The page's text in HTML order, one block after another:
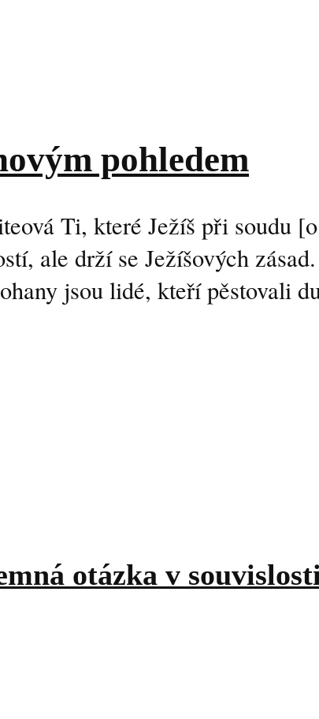
pohledem
Ti, které Ježíš při soudu
ale drží se Ježíšových
jsou lidé, kteří pěstovali
otázka v